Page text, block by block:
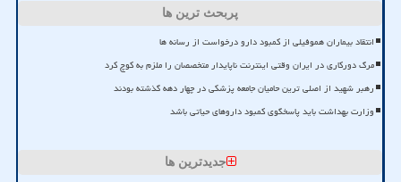
پربحث ترین ها
انتقاد بیماران هموفیلی از کمبود دارو درخواست از رسانه ها
مرگ دورکاری در ایران وقتی اینترنت ناپایدار متخصصان را ملزم به کوچ کرد
رهبر شهید از اصلی ترین حامیان جامعه پزشکی در چهار دهه گذشته بودند
وزارت بهداشت باید پاسخگوی کمبود داروهای حیاتی باشد
جدیدترین ها